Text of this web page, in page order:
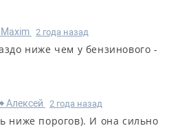
Maxim 2 года назад
ниже чем у бензинового -
Алексей 2 года назад
ниже порогов). И она сильно